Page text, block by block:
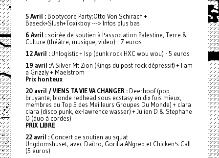
5 Avril :Bootycore Party:Otto Von Schirach +
Baseck+Slush+Toxikboy ---> Infos plus bas
6 Avril :soirée de soutien à l'association Palestine, Terre &
Culture (théâtre, musique, video) - 7 euros
12 Avril :Unlogistic + Isp (punk rock HXC wou wou) - 5 euros
19 avril :A Silver Mt Zion (Kings du post rock dépressif) + I am
a Grizzly + Maelstrom
Prix honteux
20 avril / VIENS TA VIE VA CHANGER :Deerhoof (pop
bruyante, blonde redhead sous ecstasy en dix fois mieux,
membres du Top 5 des Meilleurs Groupes Du Monde) + clara
clara (disco punk, ex-lawrence wasser) + Julien D & Stephane
O (duo à cordes)
PRIX LIBRE
22 avril :Concert de soutien au squat
Ungdomshuset, avec Daïtro, Gorilla ANgreb et Chicken's Call
(5 euros)